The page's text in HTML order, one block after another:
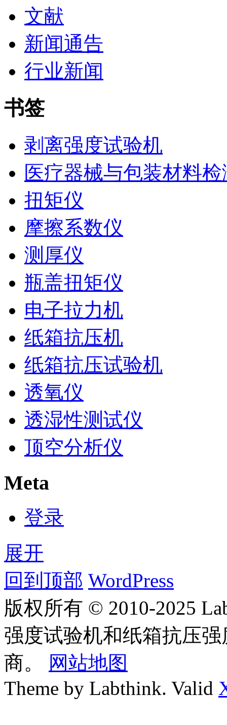
文献
新闻通告
行业新闻
书签
剥离强度试验机
医疗器械与包装材料检
扭矩仪
摩擦系数仪
测厚仪
瓶盖扭矩仪
电子拉力机
纸箱抗压机
纸箱抗压试验机
透氧仪
透湿性测试仪
顶空分析仪
Meta
登录
展开
回到顶部 WordPress
版权所有 © 2010-2025
强度试验机和纸箱抗压
商。
网站地图
Theme by Labthink. Valid